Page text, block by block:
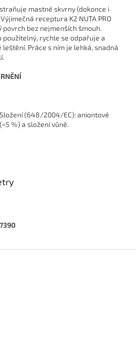
mastné skvrny (dokonce i
receptura K2 NUTA PRO
bez nejmenších šmouh.
použitelný, rychle se odpařuje a
Práce s ním je lehká, snadná
(648/2004/EC): aniontové
%) a složení vůně.